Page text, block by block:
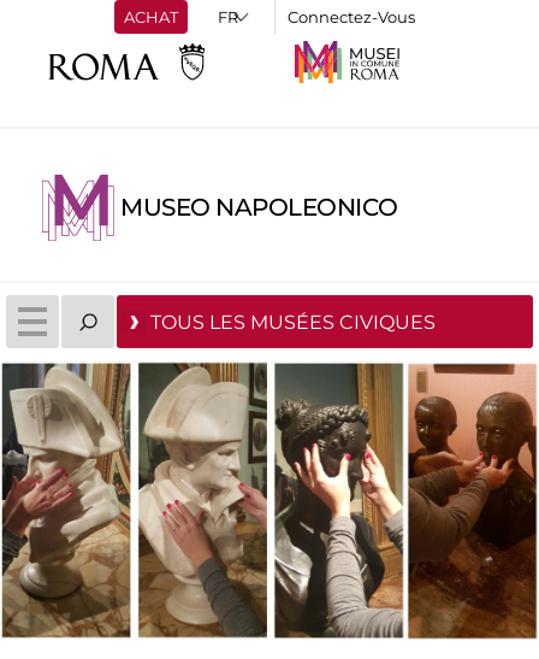
ACHAT Connectez-Vous
MUSEO NAPOLEONICO
TOUS LES MUSÉES CIVIQUES